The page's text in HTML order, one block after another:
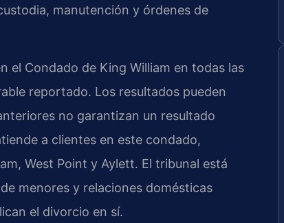
manutención y órdenes de
el Condado de King William en todas las
reportado. Los resultados pueden
no garantizan un resultado
a clientes en este condado,
West Point y Aylett. El tribunal está
menores y relaciones domésticas
el divorcio en sí.